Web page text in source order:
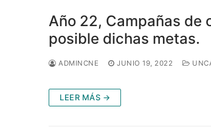
Año 22, Campañas de
posible dichas metas.
ADMINCNE JUNIO 19, 2022
LEER MÁS →